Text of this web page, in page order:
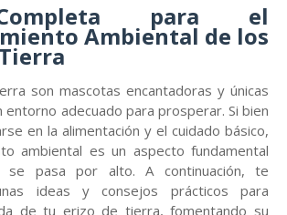
para el
Ambiental de los
son mascotas encantadoras y únicas
entorno adecuado para prosperar. Si bien
en la alimentación y el cuidado básico,
ambiental es un aspecto fundamental
se pasa por alto. A continuación, te
ideas y consejos prácticos para
de tu erizo de tierra, fomentando su